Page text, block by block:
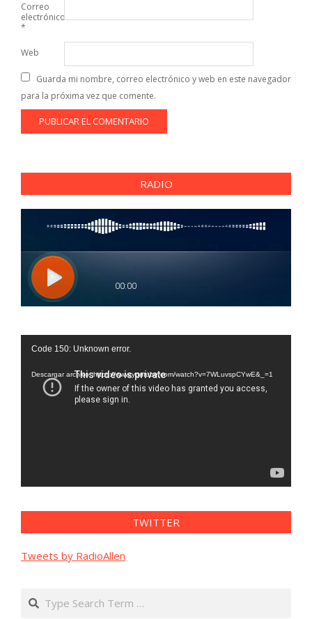
Correo
electrónico
*
Web
Guarda mi nombre, correo electrónico y web en este navegador
para la próxima vez que comente.
RADIO
Reproductor
vídeo
Code 150: Unknown error.
Descargar archivo: https://www.youtube.com/watch?v=7WLuvspCYwE&_=1
TWITTER
Tweets by RadioAllen
Search